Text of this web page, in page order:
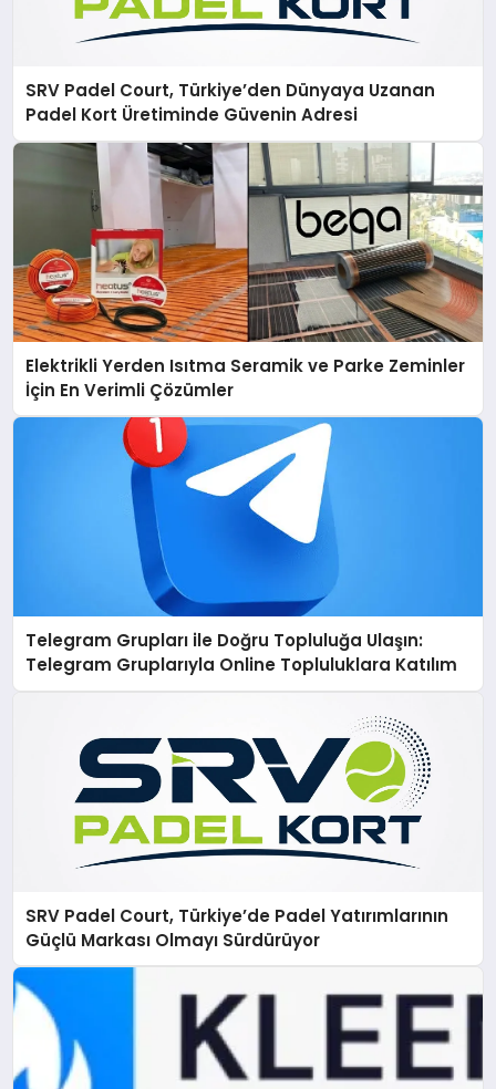
SRV Padel Court, Türkiye’den Dünyaya Uzanan
Padel Kort Üretiminde Güvenin Adresi
Elektrikli Yerden Isıtma Seramik ve Parke Zeminler
İçin En Verimli Çözümler
Telegram Grupları ile Doğru Topluluğa Ulaşın:
Telegram Gruplarıyla Online Topluluklara Katılım
SRV Padel Court, Türkiye’de Padel Yatırımlarının
Güçlü Markası Olmayı Sürdürüyor